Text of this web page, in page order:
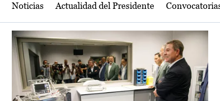
Noticias Actualidad del Presidente